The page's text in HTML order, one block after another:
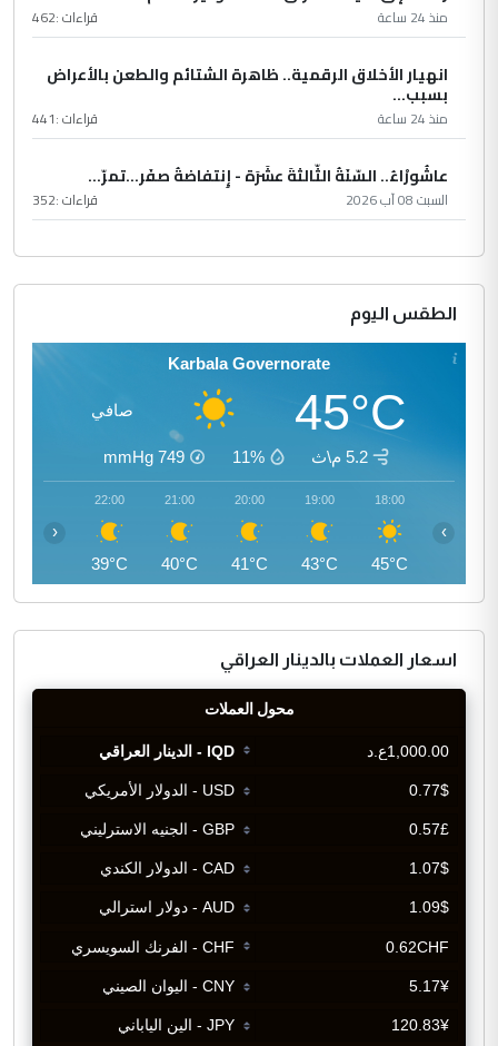
منذ 24 ساعة قراءات :462
انهيار الأخلاق الرقمية.. ظاهرة الشتائم والطعن بالأعراض
بسبب...
منذ 24 ساعة قراءات :441
عاشُورْاءُ.. السّنَةُ الثّالثةَ عشَرَة - إِنتفاضةُ صفَر…تمرّ...
السبت 08 آب 2026 قراءات :352
الطقس اليوم
Karbala Governorate
45°C صافي
5.2 م\ث 11%
749
mmHg
18:00
45°C
19:00
43°C
20:00
41°C
21:00
40°C
22:00
39°C
‹ ›
اسعار العملات بالدينار العراقي